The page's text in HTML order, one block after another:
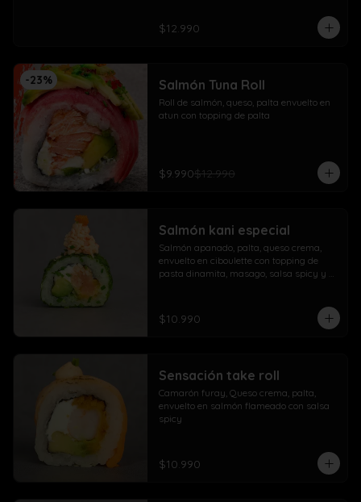
$12.990
-23% Salmón Tuna Roll
Roll de salmón, queso, palta envuelto en
atun con topping de palta
$9.990$12.990
Salmón kani especial
Salmón apanado, palta, queso crema,
envuelto en ciboulette con topping de
pasta dinamita, masago, salsa spicy y
$10.990
Sensación take roll
Camarón furay, Queso crema, palta,
envuelto en salmón flameado con salsa
spicy
$10.990